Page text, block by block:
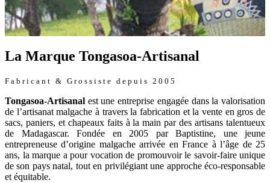
La Marque Tongasoa-Artisanal
Fabricant & Grossiste depuis 2005
Tongasoa-Artisanal est une entreprise engagée dans la valorisation
de l’artisanat malgache à travers la fabrication et la vente en gros de
sacs, paniers, et chapeaux faits à la main par des artisans talentueux
de Madagascar. Fondée en 2005 par Baptistine, une jeune
entrepreneuse d’origine malgache arrivée en France à l’âge de 25
ans, la marque a pour vocation de promouvoir le savoir-faire unique
de son pays natal, tout en privilégiant une approche éco-responsable
et équitable.